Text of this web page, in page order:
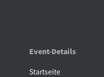
Event-Details
Startseite